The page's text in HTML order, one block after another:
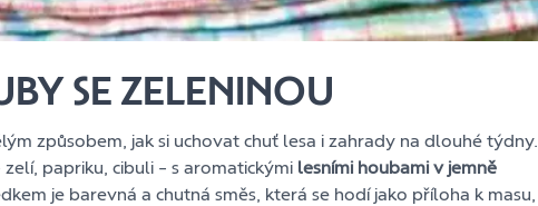
SE ZELENINOU
způsobem, jak si uchovat chuť lesa i zahrady na dlouhé týdny.
papriku, cibuli – s aromatickými lesními houbami v jemně
je barevná a chutná směs, která se hodí jako příloha k masu,